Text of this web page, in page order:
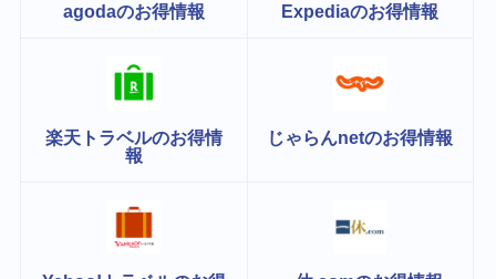
agodaのお得情報 Expediaのお得情報
楽天トラベルのお得情
報
じゃらんnetのお得情報